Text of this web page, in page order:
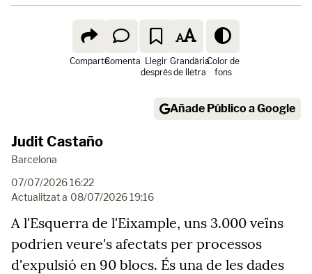
ComparteComenta Llegir
després
Grandària
de lletra
Color de
fons
Añade Público a Google
Judit Castaño
Barcelona
07/07/2026 16:22
Actualitzat a 08/07/2026 19:16
A l'Esquerra de l'Eixample, uns 3.000 veïns
podrien veure's afectats per processos
d'expulsió en 90 blocs. És una de les dades